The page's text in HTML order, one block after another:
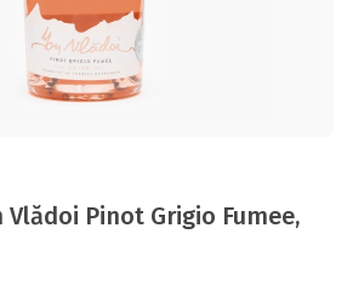
Vlădoi Pinot Grigio Fumee,